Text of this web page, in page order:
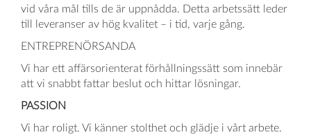
vid våra mål tills de är uppnådda. Detta arbetssätt leder
till leveranser av hög kvalitet – i tid, varje gång.
ENTREPRENÖRSANDA
Vi har ett affärsorienterat förhållningssätt som innebär
att vi snabbt fattar beslut och hittar lösningar.
PASSION
Vi har roligt. Vi känner stolthet och glädje i vårt arbete.